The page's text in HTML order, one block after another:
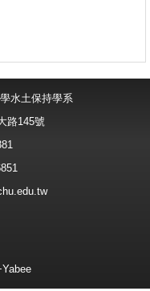
水土保持學系
路145號